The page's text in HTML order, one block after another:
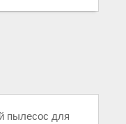
пылесос для